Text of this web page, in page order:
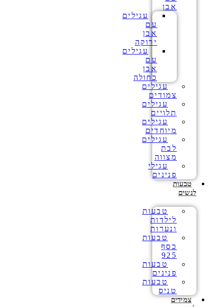
אבן
עגילים
עם
אבן
ירוקה
עגילים
עם
אבן
כחולה
עגילים
צמודים
עגילים
תלויים
עגילים
מיוחדים
עגילים
לבת
מצווה
עגילי
פנינים
טבעות
לנשים
טבעות
לילדות
ונערות
טבעות
כסף
925
טבעות
פנינים
טבעות
טניס
צמידים